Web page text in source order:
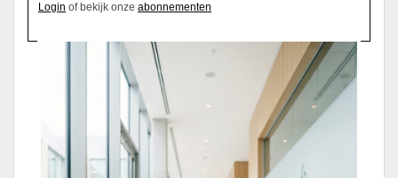
Login of bekijk onze abonnementen